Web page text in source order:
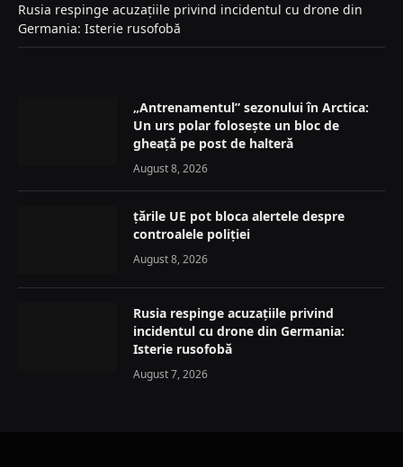
Rusia respinge acuzațiile privind incidentul cu drone din
Germania: Isterie rusofobă
„Antrenamentul” sezonului în Arctica:
Un urs polar folosește un bloc de
gheață pe post de halteră
August 8, 2026
țările UE pot bloca alertele despre
controalele poliției
August 8, 2026
Rusia respinge acuzațiile privind
incidentul cu drone din Germania:
Isterie rusofobă
August 7, 2026